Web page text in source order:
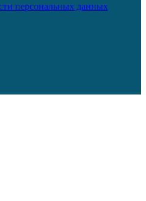
персональных данных